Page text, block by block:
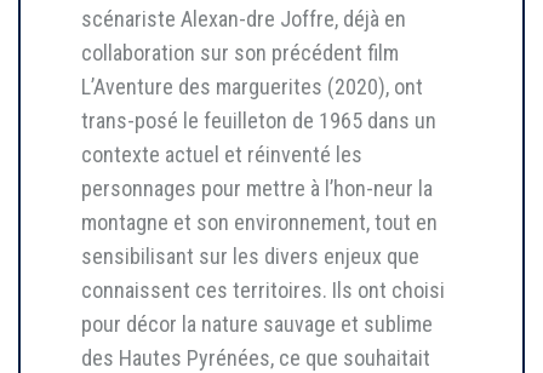
scénariste Alexan-dre Joffre, déjà en
collaboration sur son précédent film
L’Aventure des marguerites (2020), ont
trans-posé le feuilleton de 1965 dans un
contexte actuel et réinventé les
personnages pour mettre à l’hon-neur la
montagne et son environnement, tout en
sensibilisant sur les divers enjeux que
connaissent ces territoires. Ils ont choisi
pour décor la nature sauvage et sublime
des Hautes Pyrénées, ce que souhaitait